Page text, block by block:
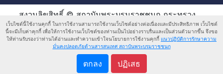
เว็บไซต์นี้ใช้งานคุกกี้ ในการใช้งานสามารถใช้งานเว็บไซต์อย่างต่อเนื่องและมีประสิทธิภาพ เว็บไซต์
นี้จะมีเก็บค่าคุกกี้ เพื่อให้การใช้งานเว็บไซต์ของท่านเป็นไปอย่างราบรื่นและเป็นส่วนตัวมากขึ้น จึงขอ
ให้ท่านรับรองว่าท่านได้อ่านและทำความเข้าใจนโยบายการใช้งานคุกกี้ แนวปฏิบัติการรักษาความ
มั่นคงปลอดภัยด้านสารสนเทศ สถาบันพระบรมราชชนก
ตกลง ปฏิเสธ
สงวนลิขสิทธิ์ © สถาบันพระบรมราชชนก กระทรวง
สาธารณสุข
แนวปฏิบัติการ
คุ้มครองข้อมูลส่วน
แนวปฏิบัติการรักษาความ
มั่นคงปลอดภัยด้านสารสนเทศ